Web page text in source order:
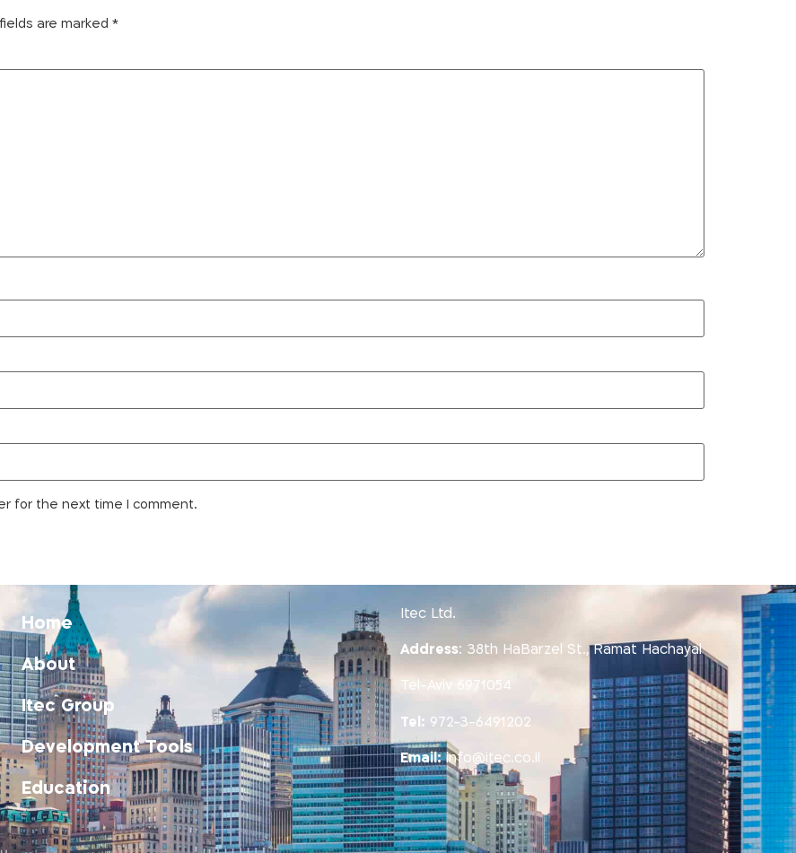
are marked *
for the next time I comment.
Home
About
Itec Group
Development Tools
Education
Itec Ltd.
Address: 38th HaBarzel St., Ramat Hachayal
Tel-Aviv 6971054
Tel: 972-3-6491202
Email: info@itec.co.il